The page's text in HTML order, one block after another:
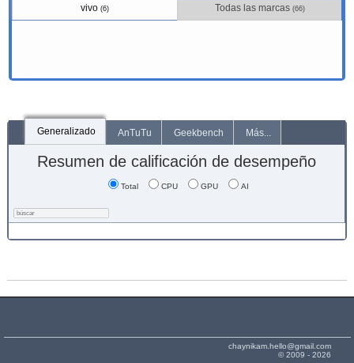
vivo(6) Todas las marcas (66)
Generalizado AnTuTu Geekbench Más...
Resumen de calificación de desempeño
Total CPU GPU AI
chaynikam.hello@gmail.com
© 2009 - 2026